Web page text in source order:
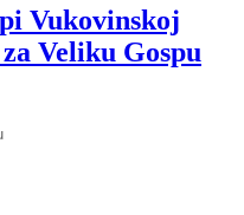
Vukovinskoj
Veliku Gospu